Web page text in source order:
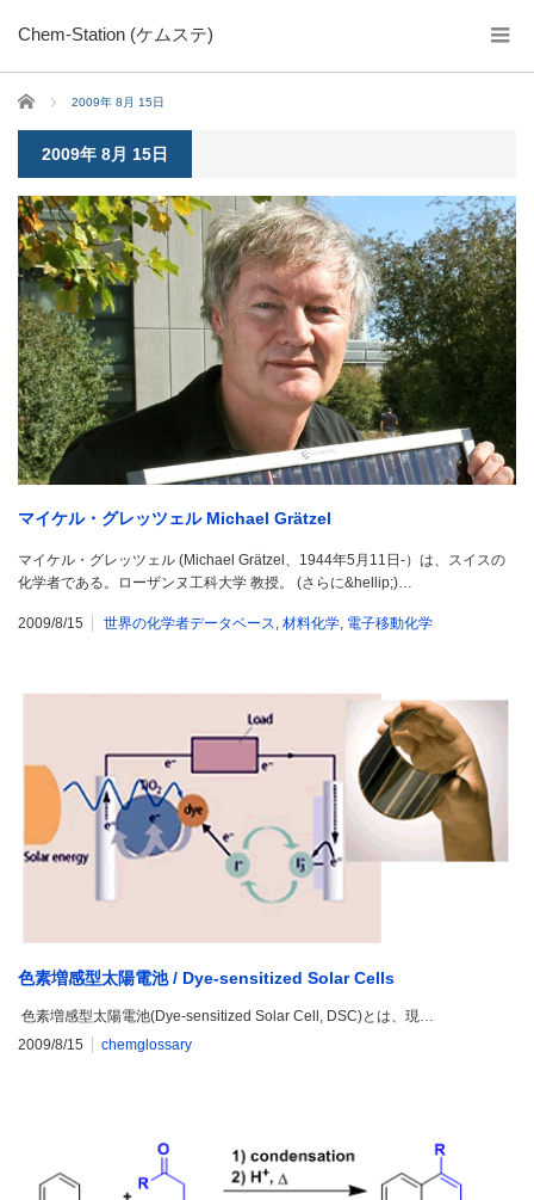
Chem-Station (ケムステ)
ホーム 2009年 8月 15日
2009年 8月 15日
マイケル・グレッツェル Michael Grätzel
マイケル・グレッツェル (Michael Grätzel、1944年5月11日-）は、スイスの
化学者である。ローザンヌ工科大学 教授。 (さらに&hellip;)…
2009/8/15 世界の化学者データベース, 材料化学, 電子移動化学
色素増感型太陽電池 / Dye-sensitized Solar Cells
色素増感型太陽電池(Dye-sensitized Solar Cell, DSC)とは、現…
2009/8/15
chemglossary